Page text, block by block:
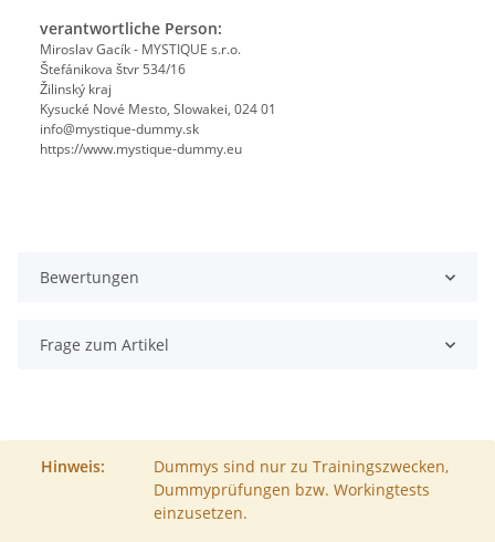
verantwortliche Person:
Miroslav Gacík - MYSTIQUE s.r.o.
Štefánikova štvr 534/16
Žilinský kraj
Kysucké Nové Mesto, Slowakei, 024 01
info@mystique-dummy.sk
https://www.mystique-dummy.eu
Bewertungen
Frage zum Artikel
Hinweis:
Dummys sind nur zu Trainingszwecken,
Dummyprüfungen bzw. Workingtests
einzusetzen.